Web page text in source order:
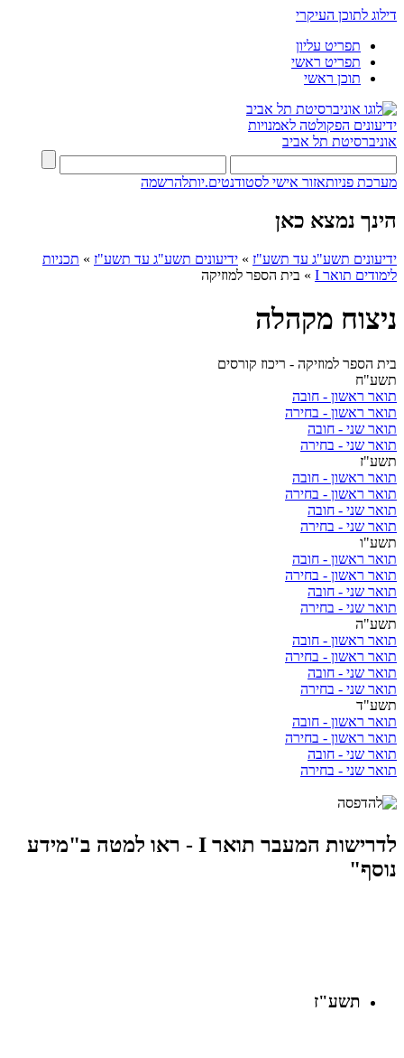
דילוג לתוכן העיקרי
תפריט עליון
תפריט ראשי
תוכן ראשי
ידיעונים הפקולטה לאמנויות
אוניברסיטת תל אביב
מערכת פניותאזור אישי לסטודנטים.יותלהרשמה
הינך נמצא כאן
ידיעונים תשע"ג עד תשע"ז » ידיעונים תשע"ג עד תשע"ז » תכניות
לימודים תואר I
» בית הספר למוזיקה
ניצוח מקהלה
בית הספר למוזיקה - ריכוז קורסים
תשע"ח
תואר ראשון - חובה
תואר ראשון - בחירה
תואר שני - חובה
תואר שני - בחירה
תשע"ז
תואר ראשון - חובה
תואר ראשון - בחירה
תואר שני - חובה
תואר שני - בחירה
תשע"ו
תואר ראשון - חובה
תואר ראשון - בחירה
תואר שני - חובה
תואר שני - בחירה
תשע"ה
תואר ראשון - חובה
תואר ראשון - בחירה
תואר שני - חובה
תואר שני - בחירה
תשע"ד
תואר ראשון - חובה
תואר ראשון - בחירה
תואר שני - חובה
תואר שני - בחירה
לדרישות המעבר תואר I - ראו למטה ב"מידע
נוסף"
תשע"ז